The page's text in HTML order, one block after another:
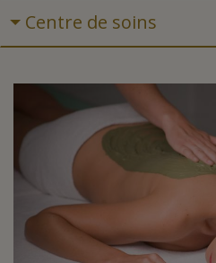
Centre de soins